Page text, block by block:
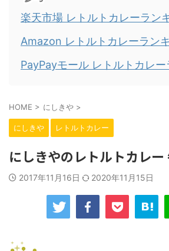
楽天市場 レトルトカレーラン
Amazon レトルトカレーラン
PayPayモール レトルトカレ
HOME > にしきや >
にしきや レトルトカレー
にしきやのレトルトカレー
2017年11月16日 2020年11月15日